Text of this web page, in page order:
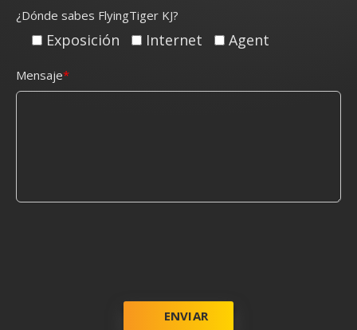
¿Dónde sabes FlyingTiger KJ?
Exposición Internet Agent
Mensaje
ENVIAR